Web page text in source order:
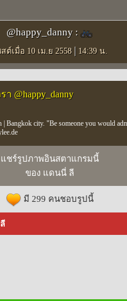
@happy_danny :
ต์เมื่อ 10 เม.ย 2558 | 14:39 น.
า @happy_danny
| Bangkok city. "Be someone you would
แชร์รูปภาพอินสตาแกรมนี้
ของ แดนนี่ ลี
มี 299 คนชอบรูปนี้